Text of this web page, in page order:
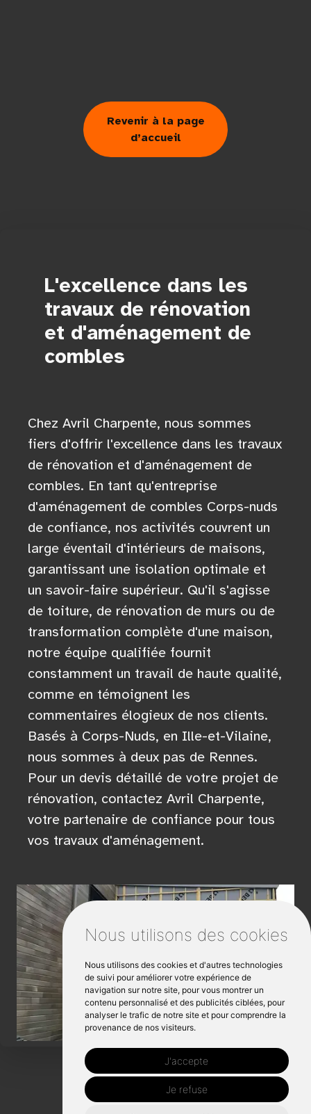
Nous utilisons des cookies
Nous utilisons des cookies et d'autres technologies
de suivi pour améliorer votre expérience de
navigation sur notre site, pour vous montrer un
contenu personnalisé et des publicités ciblées, pour
analyser le trafic de notre site et pour comprendre la
provenance de nos visiteurs.
J'accepte
Je refuse
Revenir à la page
d’accueil
L'excellence dans les
travaux de rénovation
et d'aménagement de
combles
Chez Avril Charpente, nous sommes
fiers d'offrir l'excellence dans les travaux
de rénovation et d'aménagement de
combles. En tant qu'entreprise
d'aménagement de combles Corps-nuds
de confiance, nos activités couvrent un
large éventail d'intérieurs de maisons,
garantissant une isolation optimale et
un savoir-faire supérieur. Qu'il s'agisse
de toiture, de rénovation de murs ou de
transformation complète d'une maison,
notre équipe qualifiée fournit
constamment un travail de haute qualité,
comme en témoignent les
commentaires élogieux de nos clients.
Basés à Corps-Nuds, en Ille-et-Vilaine,
nous sommes à deux pas de Rennes.
Pour un devis détaillé de votre projet de
rénovation, contactez Avril Charpente,
votre partenaire de confiance pour tous
vos travaux d'aménagement.